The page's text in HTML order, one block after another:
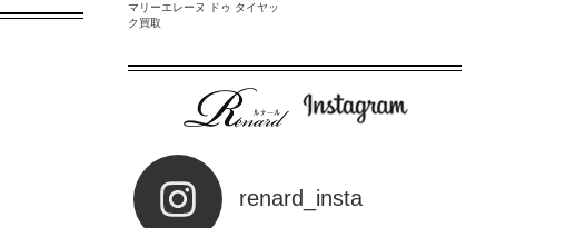
マリーエレーヌ ドゥ タイヤッ
ク買取
renard_insta